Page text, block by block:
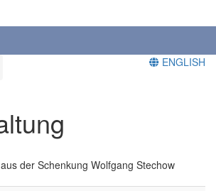
ENGLISH
der Schenkung Wolfgang Stechow